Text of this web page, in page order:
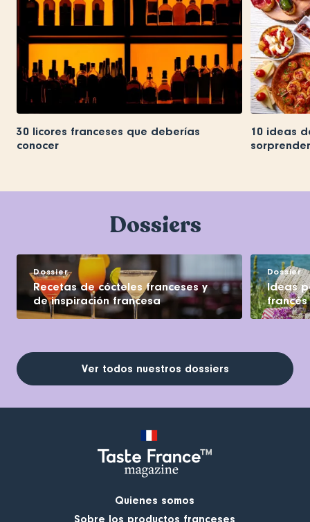
30 licores franceses que deberías
conocer
10 ideas
Dossiers
Dossier
Recetas de cócteles franceses y
de inspiración francesa
Dossier
Ideas
francés
Ver todos nuestros dossiers
Quienes somos
Sobre los productos franceses